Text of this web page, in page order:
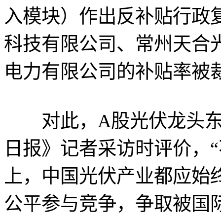
入模块）作出反补贴行政
科技有限公司、常州天合
电力有限公司的补贴率被
对此，A股光伏龙头东
日报》记者采访时评价，
上，中国光伏产业都应
公平参与竞争，争取被国